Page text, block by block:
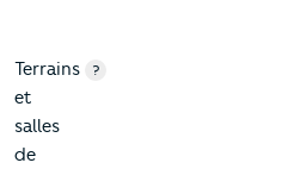
Terrains
et
salles
de
?